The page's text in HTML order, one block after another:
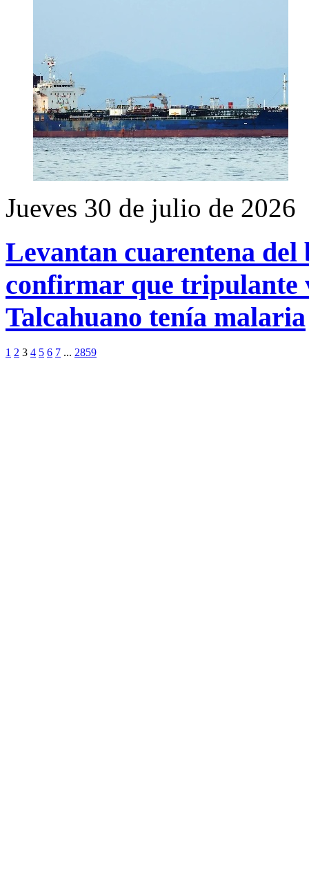
Jueves 30 de julio de 2026
Levantan cuarentena
confirmar que tripulante
Talcahuano tenía malaria
1 2 3 4 5 6 7 ... 2859